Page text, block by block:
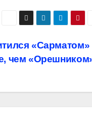
«Сарматом»
чем